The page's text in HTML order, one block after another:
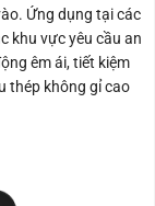
Ứng dụng tại các
khu vực yêu cầu an
êm ái, tiết kiệm
thép không gỉ cao